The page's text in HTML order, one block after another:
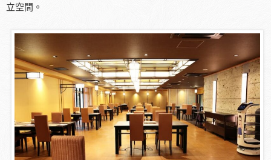
立空間。